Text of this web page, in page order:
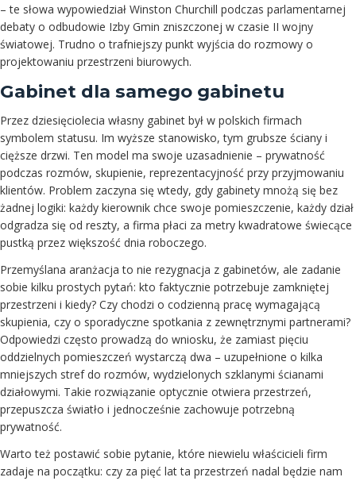
– te słowa wypowiedział Winston Churchill podczas parlamentarnej
debaty o odbudowie Izby Gmin zniszczonej w czasie II wojny
światowej. Trudno o trafniejszy punkt wyjścia do rozmowy o
projektowaniu przestrzeni biurowych.
Gabinet dla samego gabinetu
Przez dziesięciolecia własny gabinet był w polskich firmach
symbolem statusu. Im wyższe stanowisko, tym grubsze ściany i
cięższe drzwi. Ten model ma swoje uzasadnienie – prywatność
podczas rozmów, skupienie, reprezentacyjność przy przyjmowaniu
klientów. Problem zaczyna się wtedy, gdy gabinety mnożą się bez
żadnej logiki: każdy kierownik chce swoje pomieszczenie, każdy dział
odgradza się od reszty, a firma płaci za metry kwadratowe świecące
pustką przez większość dnia roboczego.
Przemyślana aranżacja to nie rezygnacja z gabinetów, ale zadanie
sobie kilku prostych pytań: kto faktycznie potrzebuje zamkniętej
przestrzeni i kiedy? Czy chodzi o codzienną pracę wymagającą
skupienia, czy o sporadyczne spotkania z zewnętrznymi partnerami?
Odpowiedzi często prowadzą do wniosku, że zamiast pięciu
oddzielnych pomieszczeń wystarczą dwa – uzupełnione o kilka
mniejszych stref do rozmów, wydzielonych szklanymi ścianami
działowymi. Takie rozwiązanie optycznie otwiera przestrzeń,
przepuszcza światło i jednocześnie zachowuje potrzebną
prywatność.
Warto też postawić sobie pytanie, które niewielu właścicieli firm
zadaje na początku: czy za pięć lat ta przestrzeń nadal będzie nam